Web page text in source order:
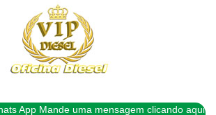
App Mande uma mensagem clicando aqui